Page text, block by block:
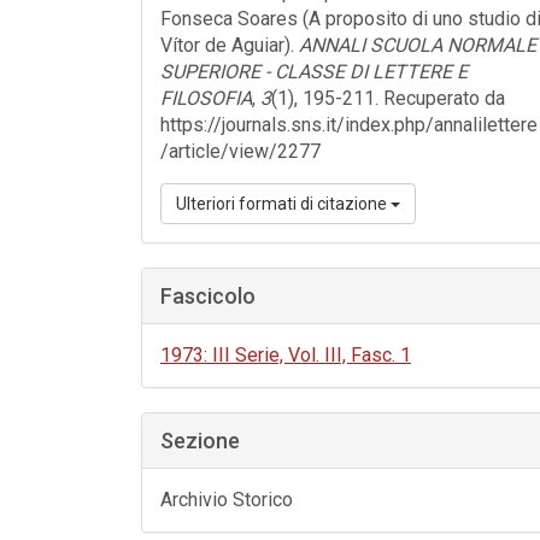
Fonseca Soares (A proposito di uno studio di
Vítor de Aguiar). ANNALI SCUOLA NORMALE
SUPERIORE - CLASSE DI LETTERE E
FILOSOFIA, 3(1), 195-211. Recuperato da
https://journals.sns.it/index.php/annalilettere
/article/view/2277
Ulteriori formati di citazione
Fascicolo
1973: III Serie, Vol. III, Fasc. 1
Sezione
Archivio Storico